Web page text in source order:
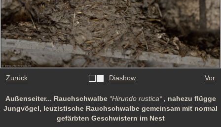
Zurück Diashow Vor
Außenseiter... Rauchschwalbe *Hirundo rustica*, nahezu flügge
Jungvögel, leuzistische Rauchschwalbe gemeinsam mit normal
gefärbten Geschwistern im Nest